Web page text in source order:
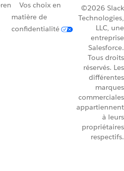
Vos choix en
matière de
confidentialité
©2026 Slack
Technologies,
LLC, une
entreprise
Salesforce.
Tous droits
réservés. Les
différentes
marques
commerciales
appartiennent
à leurs
propriétaires
respectifs.